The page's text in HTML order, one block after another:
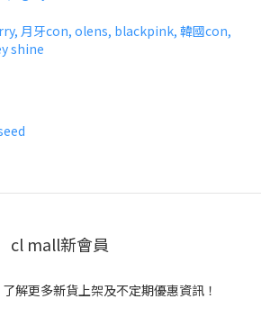
cl mall新會員
解更多新貨上架及不定期優惠資訊！